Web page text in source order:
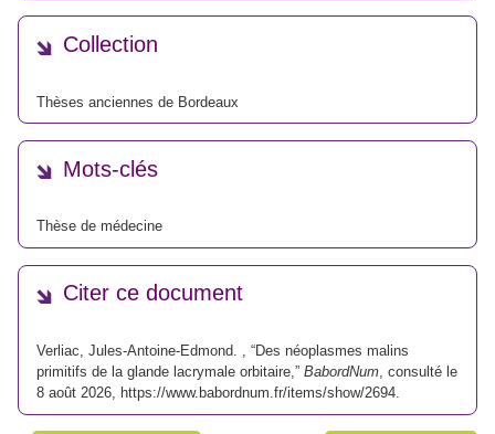
Collection
Thèses anciennes de Bordeaux
Mots-clés
Thèse de médecine
Citer ce document
Verliac, Jules-Antoine-Edmond. , “Des néoplasmes malins
primitifs de la glande lacrymale orbitaire,” BabordNum , consulté le
8 août 2026,
https://www.babordnum.fr/items/show/2694